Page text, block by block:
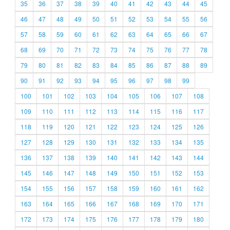
35 36 37 38 39 40 41 42 43 44
45
46
47 48 49 50 51 52 53 54 55
56
57
58 59 60 61 62 63 64 65 66
67
68
69 70 71 72 73 74 75 76 77
78
79
80 81 82 83 84 85 86 87 88
89
90
91 92 93 94 95 96 97 98
99
100
101 102 103 104 105 106 107
108
109
110 111 112 113 114 115 116
117
118
119 120 121 122 123 124 125
126
127
128 129 130 131 132 133 134
135
136
137 138 139 140 141 142 143
144
145
146 147 148 149 150 151 152
153
154
155 156 157 158 159 160 161
162
163
164 165 166 167 168 169 170
171
172
173 174 175 176 177 178 179 180